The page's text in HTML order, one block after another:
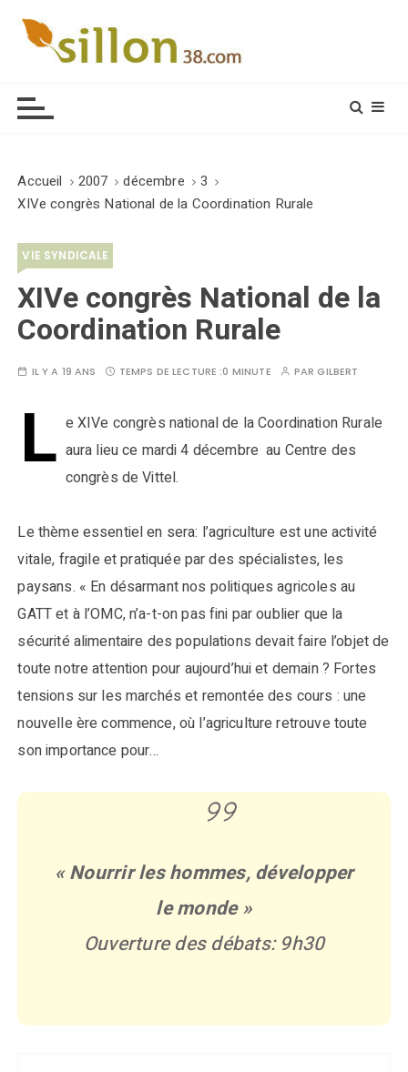
Accueil 2007 décembre
3
XIVe congrès National de la Coordination Rurale
VIE SYNDICALE
XIVe congrès National de la
Coordination Rurale
IL Y A 19 ANS TEMPS DE LECTURE :0 MINUTE PARGILBERT
L e XIVe congrès national de la Coordination Rurale
aura lieu ce mardi 4 décembre au Centre des
congrès de Vittel.
Le thème essentiel en sera: l’agriculture est une activité
vitale, fragile et pratiquée par des spécialistes, les
paysans. « En désarmant nos politiques agricoles au
GATT et à l’OMC, n’a-t-on pas fini par oublier que la
sécurité alimentaire des populations devait faire l’objet de
toute notre attention pour aujourd’hui et demain ? Fortes
tensions sur les marchés et remontée des cours : une
nouvelle ère commence, où l’agriculture retrouve toute
son importance pour…
« Nourrir les hommes, développer
le monde »
Ouverture des débats: 9h30